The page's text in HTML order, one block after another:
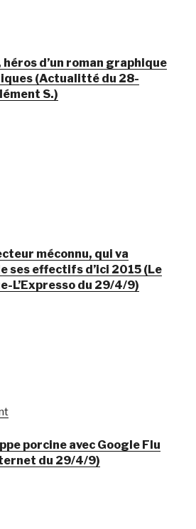
d’un roman graphique
(Actualitté du 28-
S.)
méconnu, qui va
ses effectifs d’ici 2015 (Le
L’Expresso du 29/4/9)
porcine avec Google Flu
du 29/4/9)